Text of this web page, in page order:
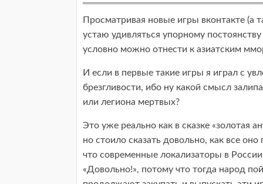
Просматривая новые игры вконтакте
устаю удивляться упорному
условно можно отнести к азиатским
И если в первые такие игры я играл с
брезгливости, ибо ну какой смысл
или легиона мертвых?
Это уже реально как в сказке «золотая
но стоило сказать довольно, как все
что современные локализаторы в
«Довольно!», потому что тогда народ